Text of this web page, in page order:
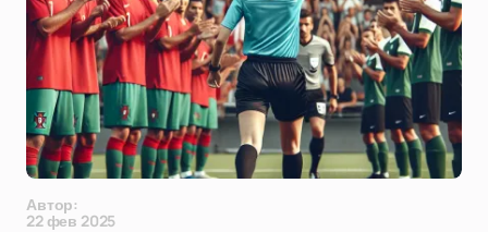
Автор:
22 фев 2025